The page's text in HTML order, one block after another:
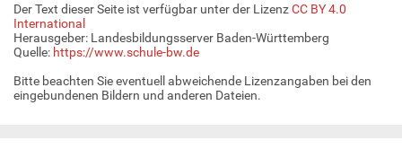
Der Text dieser Seite ist verfügbar unter der LizenzCC BY 4.0
International
Herausgeber: Landesbildungsserver Baden-Württemberg
Quelle: https://www.schule-bw.de
Bitte beachten Sie eventuell abweichende Lizenzangaben bei den
eingebundenen Bildern und anderen Dateien.